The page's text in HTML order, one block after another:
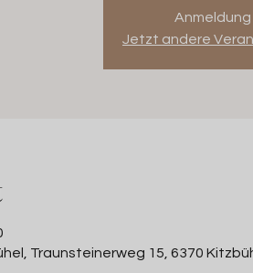
Jetzt andere
Traunsteinerweg 15, 6370